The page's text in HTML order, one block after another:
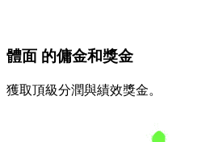
體面 的傭金和獎金
獲取頂級分潤與績效獎金。